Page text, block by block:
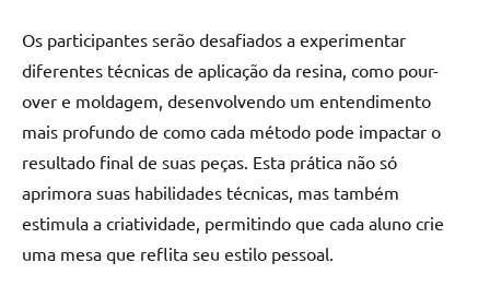
Os participantes serão desafiados a experimentar
diferentes técnicas de aplicação da resina, como pour-
over e moldagem, desenvolvendo um entendimento
mais profundo de como cada método pode impactar o
resultado final de suas peças. Esta prática não só
aprimora suas habilidades técnicas, mas também
estimula a criatividade, permitindo que cada aluno crie
uma mesa que reflita seu estilo pessoal.